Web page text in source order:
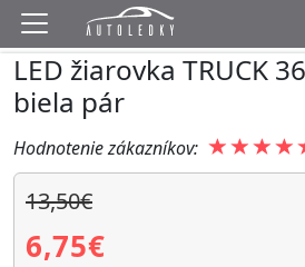
LED žiarovka TRUCK
biela pár
Hodnotenie zákazníkov:
13,50€
6,75€